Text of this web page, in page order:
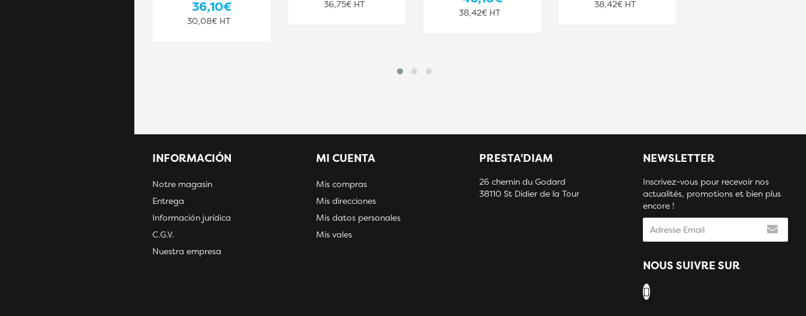
36,10€
30,08€ HT
36,75€ HT
38,42€ HT
38,42€ HT
INFORMACIÓN
Notre magasin
Entrega
Información jurídica
C.G.V.
Nuestra empresa
MI CUENTA
Mis compras
Mis direcciones
Mis datos personales
Mis vales
PRESTA'DIAM
26 chemin du Godard
38110 St Didier de la Tour
NEWSLETTER
Inscrivez-vous pour recevoir nos
actualités, promotions et bien plus
encore !
NOUS SUIVRE SUR